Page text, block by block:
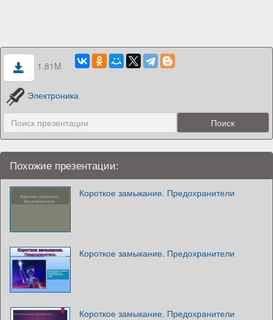
1.81M
Электроника
Похожие презентации:
Короткое замыкание. Предохранители
Короткое замыкание. Предохранители
Короткое замыкание. Предохранители